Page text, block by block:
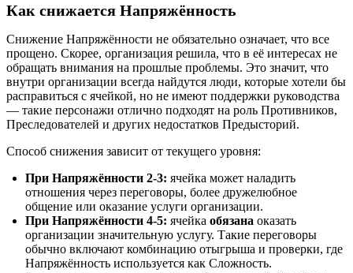
Как снижается Напряжённость
Снижение Напряжённости не обязательно означает, что все
прощено. Скорее, организация решила, что в её интересах не
обращать внимания на прошлые проблемы. Это значит, что
внутри организации всегда найдутся люди, которые хотели бы
расправиться с ячейкой, но не имеют поддержки руководства
— такие персонажи отлично подходят на роль Противников,
Преследователей и других недостатков Предысторий.
Способ снижения зависит от текущего уровня:
При Напряжённости 2-3: ячейка может наладить
отношения через переговоры, более дружелюбное
общение или оказание услуги организации.
При Напряжённости 4-5: ячейка обязана оказать
организации значительную услугу. Такие переговоры
обычно включают комбинацию отыгрыша и проверки, где
Напряжённость используется как Сложность.